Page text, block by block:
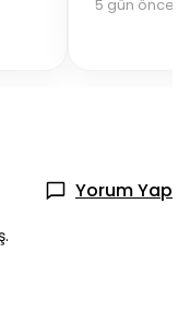
5 gün önce
Yorum Yap